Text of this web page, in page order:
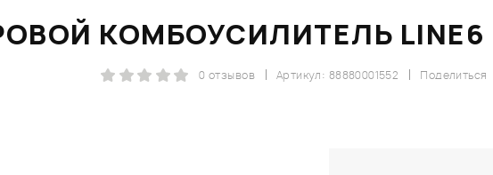
КОМБОУСИЛИТЕЛЬ LINE6
Поделиться
Артикул: 88880001552
0 отзывов